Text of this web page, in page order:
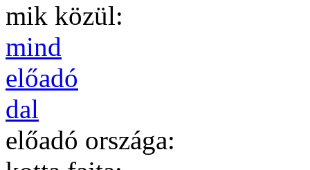
mik közül:
mind
előadó
dal
előadó országa: